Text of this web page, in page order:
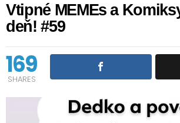
Vtipné MEMEs a
deň! #59
169
SHARES